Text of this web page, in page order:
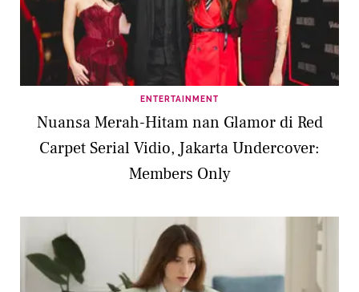
ENTERTAINMENT
Nuansa Merah-Hitam nan Glamor di Red
Carpet Serial Vidio, Jakarta Undercover:
Members Only